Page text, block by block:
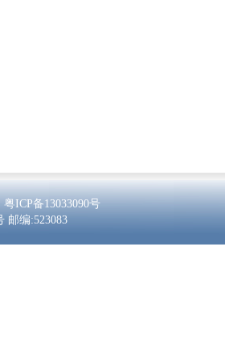
粤ICP备13033090号
邮编:523083